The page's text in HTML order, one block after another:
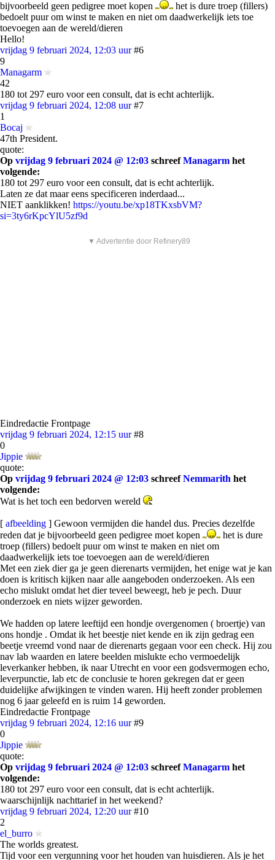
bijvoorbeeld geen pedigree moet kopen
het is dure troep (fillers)
bedoelt puur om winst te maken en niet om daadwerkelijk iets toe
toevoegen aan de wereld/dieren
Hello!
vrijdag 9 februari 2024, 12:03 uur #6
9
Managarm
42
180 tot 297 euro voor een consult, dat is echt achterlijk.
vrijdag 9 februari 2024, 12:08 uur #7
1
Bocaj
47th President.
quote:
Op vrijdag 9 februari 2024 @ 12:03 schreefManagarm het
volgende:
180 tot 297 euro voor een consult, dat is echt achterlijk.
Laten ze dat maar eens specificeren inderdaad...
NIET aanklikken! https://youtu.be/xp18TKxsbVM?
si=3ty6rKpcYlU5zf9d
▼ Advertentie door Refinery89
Eindredactie Frontpage
vrijdag 9 februari 2024, 12:15 uur #8
0
Jippie
quote:
Op vrijdag 9 februari 2024 @ 12:03 schreefNemmarith het
volgende:
Wat is het toch een bedorven wereld
[ afbeelding ] Gewoon vermijden die handel dus. Precies dezelfde
reden dat je bijvoorbeeld geen pedigree moet kopen
het is dure
troep (fillers) bedoelt puur om winst te maken en niet om
daadwerkelijk iets toe toevoegen aan de wereld/dieren
Met een ziek dier ga je geen dierenarts vermijden, het enige wat je kan
doen is kritisch kijken naar alle aangeboden onderzoeken. Als een
echo mislukt omdat het dier teveel beweegt, heb je pech. Duur
onderzoek en niets wijzer geworden.
We hadden op latere leeftijd een hondje overgenomen ( broertje) van
ons hondje . Omdat ik het beestje niet kende en ik zijn gedrag een
beetje vreemd vond naar de dierenarts gegaan voor een check. Hij zou
nav lab waarden en latere beelden mislukte echo vermoedelijk
leverkanker hebben, ik naar Utrecht en voor een godsvermogen echo,
leverpunctie, lab etc de conclusie te horen gekregen dat er geen
duidelijke afwijkingen te vinden waren. Hij heeft zonder problemen
nog 6 jaar geleefd en is ruim 14 geworden.
Eindredactie Frontpage
vrijdag 9 februari 2024, 12:16 uur #9
0
Jippie
quote:
Op vrijdag 9 februari 2024 @ 12:03 schreefManagarm het
volgende:
180 tot 297 euro voor een consult, dat is echt achterlijk.
waarschijnlijk nachttarief in het weekend?
vrijdag 9 februari 2024, 12:20 uur #10
2
el_burro
The worlds greatest.
Tijd voor een vergunning voor het houden van huisdieren. Als je het